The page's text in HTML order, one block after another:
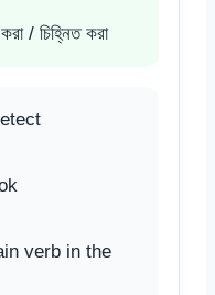
/ চিহ্নিত করা
verb in the